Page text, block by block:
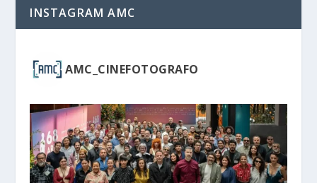
INSTAGRAM AMC
AMC_CINEFOTOGRAFO